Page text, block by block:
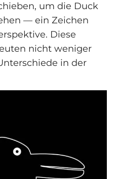
um die Duck
— ein Zeichen
Diese
nicht weniger
in der